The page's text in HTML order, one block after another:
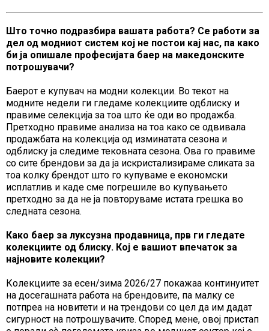
Што точно подразбира вашата работа? Се работи за
дел од модниот систем кој не постои кај нас, па како
би ја опишале професијата баер на македонските
потрошувачи?
Баерот е купувач на модни колекции. Во текот на
модните недели ги гледаме колекциите одблиску и
правиме селекција за тоа што ќе оди во продажба.
Претходно правиме анализа на тоа како се одвивала
продажбата на колекција од изминатата сезона и
одблиску ја следиме тековната сезона. Ова го правиме
со сите брендови за да ја искристализираме сликата за
тоа колку брендот што го купуваме е економски
исплатлив и каде сме погрешиле во купувањето
претходно за да не ја повторуваме истата грешка во
следната сезона.
Како баер за луксузна продавница, прв ги гледате
колекциите од блиску. Кој е вашиот впечаток за
најновите колекции?
Колекциите за есен/зима 2026/27 покажаа континуитет
на досегашната работа на брендовите, па малку се
потпреа на новитети и на трендови со цел да им дадат
сигурност на потрошувачите. Според мене, овој пристап